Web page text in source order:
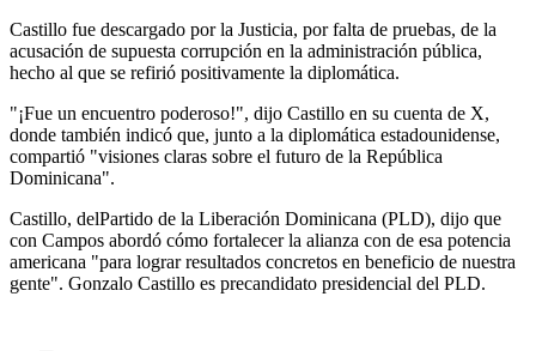
Castillo fue descargado por la Justicia, por falta de pruebas, de la
acusación de supuesta corrupción en la administración pública,
hecho al que se refirió positivamente la diplomática.
"¡Fue un encuentro poderoso!", dijo Castillo en su cuenta de X,
donde también indicó que, junto a la diplomática estadounidense,
compartió "visiones claras sobre el futuro de la República
Dominicana".
Castillo, delPartido de la Liberación Dominicana (PLD), dijo que
con Campos abordó cómo fortalecer la alianza con de esa potencia
americana "para lograr resultados concretos en beneficio de nuestra
gente". Gonzalo Castillo es precandidato presidencial del PLD.